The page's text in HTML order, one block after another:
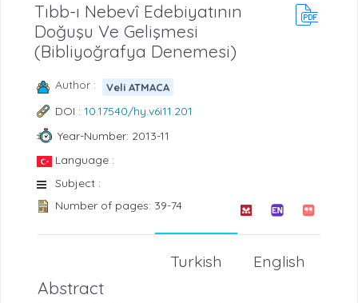
Tıbb-ı Nebevî Edebiyatının
Doğuşu Ve Gelişmesi
(Bibliyoğrafya Denemesi)
Author : Veli ATMACA
DOI : 10.17540/hy.v6i11.201
Year-Number: 2013-11
Language :
Subject :
Number of pages: 39-74
English
Turkish
Abstract